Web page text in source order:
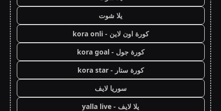
يلا شوت
كورة اون لاين - kora onli
كورة جول - kora goal
كورة ستار - kora star
سوريا لايف
يلا لايف - yalla live